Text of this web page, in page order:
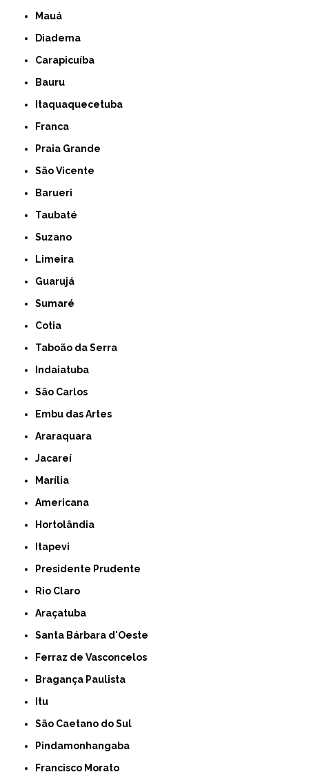
Mauá
Diadema
Carapicuíba
Bauru
Itaquaquecetuba
Franca
Praia Grande
São Vicente
Barueri
Taubaté
Suzano
Limeira
Guarujá
Sumaré
Cotia
Taboão da Serra
Indaiatuba
São Carlos
Embu das Artes
Araraquara
Jacareí
Marília
Americana
Hortolândia
Itapevi
Presidente Prudente
Rio Claro
Araçatuba
Santa Bárbara d'Oeste
Ferraz de Vasconcelos
Bragança Paulista
Itu
São Caetano do Sul
Pindamonhangaba
Francisco Morato